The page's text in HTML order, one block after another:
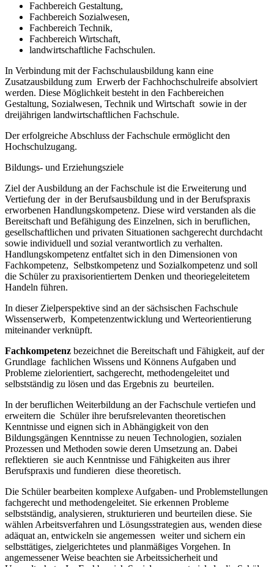
Fachbereich Gestaltung,
Fachbereich Sozialwesen,
Fachbereich Technik,
Fachbereich Wirtschaft,
landwirtschaftliche Fachschulen.
In Verbindung mit der Fachschulausbildung kann eine
Zusatzausbildung zum Erwerb der Fachhochschulreife absolviert
werden. Diese Möglichkeit besteht in den Fachbereichen
Gestaltung, Sozialwesen, Technik und Wirtschaft sowie in der
dreijährigen landwirtschaftlichen Fachschule.
Der erfolgreiche Abschluss der Fachschule ermöglicht den
Hochschulzugang.
Bildungs- und Erziehungsziele
Ziel der Ausbildung an der Fachschule ist die Erweiterung und
Vertiefung der in der Berufsausbildung und in der Berufspraxis
erworbenen Handlungskompetenz. Diese wird verstanden als die
Bereitschaft und Befähigung des Einzelnen, sich in beruflichen,
gesellschaftlichen und privaten Situationen sachgerecht durchdacht
sowie individuell und sozial verantwortlich zu verhalten.
Handlungskompetenz entfaltet sich in den Dimensionen von
Fachkompetenz, Selbstkompetenz und Sozialkompetenz und soll
die Schüler zu praxisorientiertem Denken und theoriegeleitetem
Handeln führen.
In dieser Zielperspektive sind an der sächsischen Fachschule
Wissenserwerb, Kompetenzentwicklung und Werteorientierung
miteinander verknüpft.
Fachkompetenz bezeichnet die Bereitschaft und Fähigkeit, auf der
Grundlage fachlichen Wissens und Könnens Aufgaben und
Probleme zielorientiert, sachgerecht, methodengeleitet und
selbstständig zu lösen und das Ergebnis zu beurteilen.
In der beruflichen Weiterbildung an der Fachschule vertiefen und
erweitern die Schüler ihre berufsrelevanten theoretischen
Kenntnisse und eignen sich in Abhängigkeit von den
Bildungsgängen Kenntnisse zu neuen Technologien, sozialen
Prozessen und Methoden sowie deren Umsetzung an. Dabei
reflektieren sie auch Kenntnisse und Fähigkeiten aus ihrer
Berufspraxis und fundieren diese theoretisch.
Die Schüler bearbeiten komplexe Aufgaben- und Problemstellungen
fachgerecht und methodengeleitet. Sie erkennen Probleme
selbstständig, analysieren, strukturieren und beurteilen diese. Sie
wählen Arbeitsverfahren und Lösungsstrategien aus, wenden diese
adäquat an, entwickeln sie angemessen weiter und sichern ein
selbsttätiges, zielgerichtetes und planmäßiges Vorgehen. In
angemessener Weise beachten sie Arbeitssicherheit und